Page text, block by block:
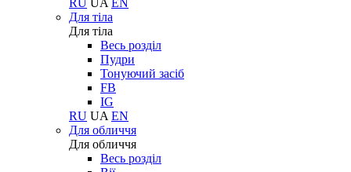
RU UA EN
Для тіла
Для тіла
Весь розділ
Пудри
Тонуючий засіб
FB
IG
RU UA EN
Для обличчя
Для обличчя
Весь розділ